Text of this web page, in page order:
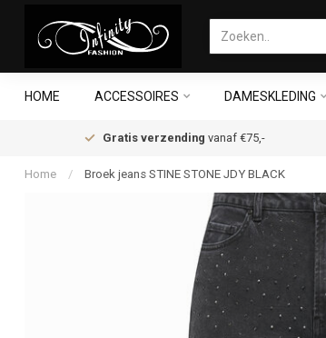
HOME ACCESSOIRES DAMESKLEDING
Gratis verzending vanaf €75,-
Home / Broek jeans STINE STONE JDY BLACK